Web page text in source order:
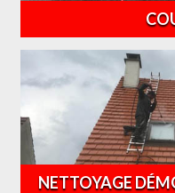
NETTOYAGE